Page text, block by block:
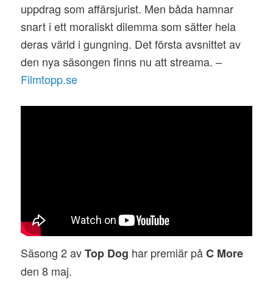
uppdrag som affärsjurist. Men båda hamnar
snart i ett moraliskt dilemma som sätter hela
deras värld i gungning. Det första avsnittet av
den nya säsongen finns nu att streama. –
Filmtopp.se
Säsong 2 avTop Dog har premiär påC More
den 8 maj.